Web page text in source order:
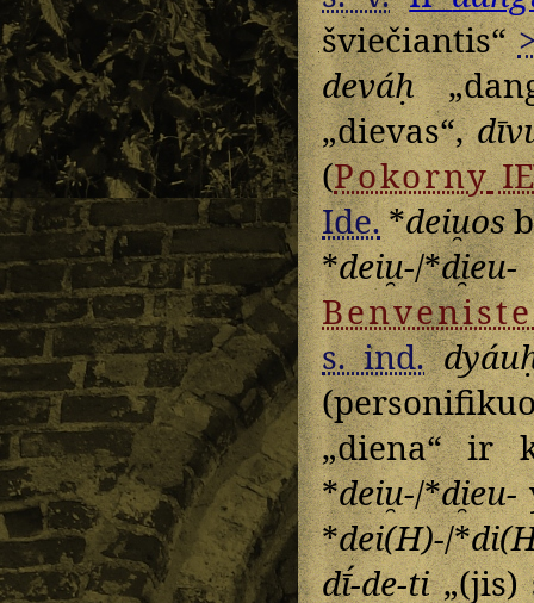
šviečiantis“
deváḥ
„dievas“,
(Pokorny
Ide.*deiu̯os
*deiu̯-/*di̯eu-
Benveniste
s. ind.
„diena“ ir
*deiu̯-/*di̯eu-
*dei(H)-/*
dī́-de-ti„(jis)